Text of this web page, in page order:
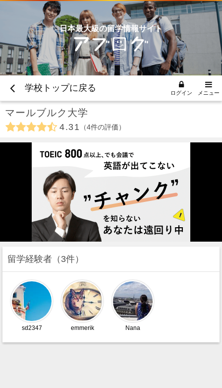
日本最大級の留学情報サイト
学校トップに戻る ログイン メニュー
マールブルク大学
4.31 4件の評価
留学経験者 3件
sd2347 emmerik Nana